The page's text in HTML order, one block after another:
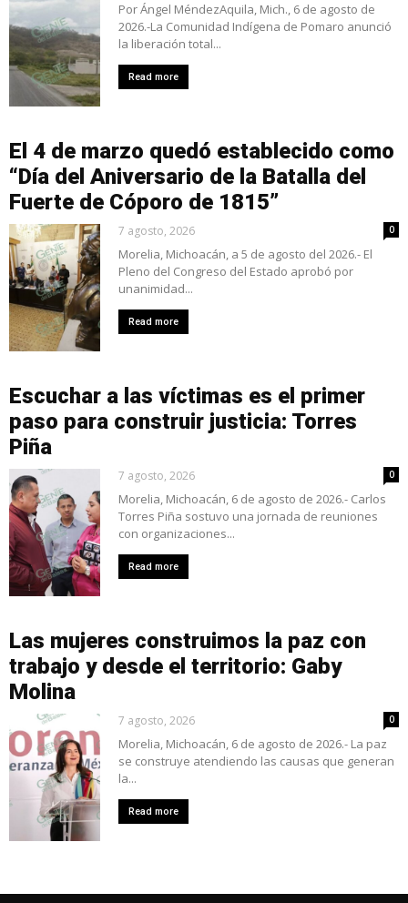
Por Ángel MéndezAquila, Mich., 6 de agosto de
2026.-La Comunidad Indígena de Pomaro anunció
la liberación total...
Read more
El 4 de marzo quedó establecido como
“Día del Aniversario de la Batalla del
Fuerte de Cóporo de 1815”
7 agosto, 2026 0
Morelia, Michoacán, a 5 de agosto del 2026.- El
Pleno del Congreso del Estado aprobó por
unanimidad...
Read more
Escuchar a las víctimas es el primer
paso para construir justicia: Torres
Piña
7 agosto, 2026 0
Morelia, Michoacán, 6 de agosto de 2026.- Carlos
Torres Piña sostuvo una jornada de reuniones
con organizaciones...
Read more
Las mujeres construimos la paz con
trabajo y desde el territorio: Gaby
Molina
7 agosto, 2026 0
Morelia, Michoacán, 6 de agosto de 2026.- La paz
se construye atendiendo las causas que generan
la...
Read more